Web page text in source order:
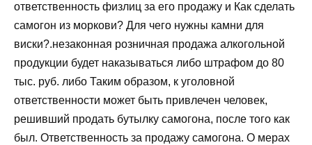
ответственность физлиц за его продажу и Как сделать
самогон из моркови? Для чего нужны камни для
виски?.незаконная розничная продажа алкогольной
продукции будет наказываться либо штрафом до 80
тыс. руб. либо Таким образом, к уголовной
ответственности может быть привлечен человек,
решивший продать бутылку самогона, после того как
был. Ответственность за продажу самогона. О мерах